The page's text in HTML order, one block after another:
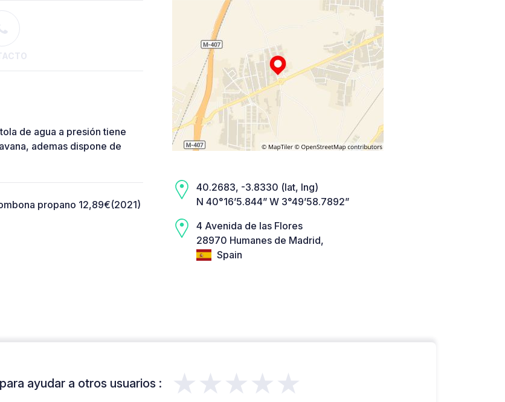
de agua a presión tiene
ademas dispone de
propano 12,89€(2021)
40.2683, -3.8330 (lat, lng)
N 40°16’5.844” W 3°49’58.7892”
4 Avenida de las Flores
28970 Humanes de Madrid,
Spain
ayudar a otros usuarios : ★★★★★